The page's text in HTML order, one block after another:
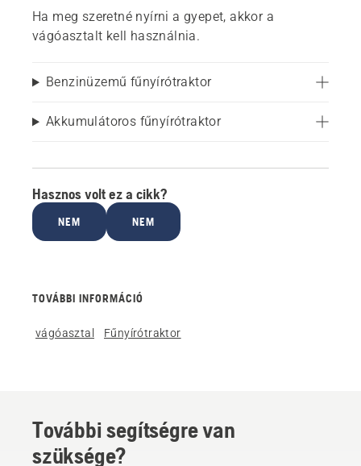
Ha meg szeretné nyírni a gyepet, akkor a
vágóasztalt kell használnia.
Benzinüzemű fűnyírótraktor
Akkumulátoros fűnyírótraktor
Hasznos volt ez a cikk?
NEM NEM
TOVÁBBI INFORMÁCIÓ
vágóasztal Fűnyírótraktor
További segítségre van
szüksége?